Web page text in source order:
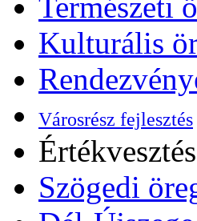
Kulturális
Városrész fejlesztés
Értékvesztés
Szögedi